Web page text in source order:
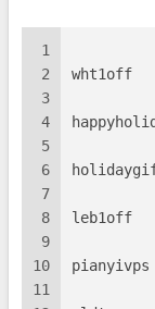
1
2
3
4
5
6
7
8
9
10
11
wht1off
leb1off
pianyivps